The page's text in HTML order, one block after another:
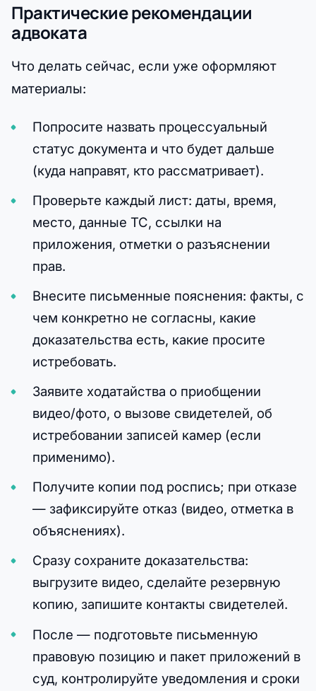
Практические рекомендации
адвоката
Что делать сейчас, если уже оформляют
материалы:
Попросите назвать процессуальный
статус документа и что будет дальше
(куда направят, кто рассматривает).
Проверьте каждый лист: даты, время,
место, данные ТС, ссылки на
приложения, отметки о разъяснении
прав.
Внесите письменные пояснения: факты, с
чем конкретно не согласны, какие
доказательства есть, какие просите
истребовать.
Заявите ходатайства о приобщении
видео/фото, о вызове свидетелей, об
истребовании записей камер (если
применимо).
Получите копии под роспись; при отказе
— зафиксируйте отказ (видео, отметка в
объяснениях).
Сразу сохраните доказательства:
выгрузите видео, сделайте резервную
копию, запишите контакты свидетелей.
После — подготовьте письменную
правовую позицию и пакет приложений в
суд, контролируйте уведомления и сроки